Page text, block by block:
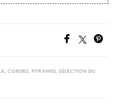
, CORDES, PYRAMID, SÉLECTION DU